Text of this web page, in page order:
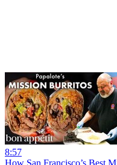
8:57